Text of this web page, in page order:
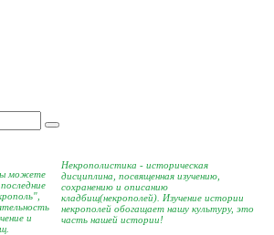
можете
и
Некрополистика - историческая
дисциплина, посвященная изучению,
сохранению и описанию
кладбищ(некрополей). Изучение истории
некрополей обогащает нашу культуру, это
часть нашей истории!